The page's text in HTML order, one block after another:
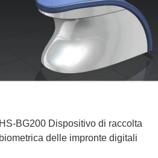
HS-BG200 Dispositivo di raccolta
biometrica delle impronte digitali